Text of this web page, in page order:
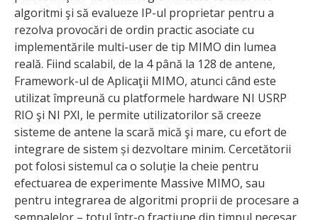
algoritmi şi să evalueze IP-ul proprietar pentru a
rezolva provocări de ordin practic asociate cu
implementările multi-user de tip MIMO din lumea
reală. Fiind scalabil, de la 4 până la 128 de antene,
Framework-ul de Aplicaţii MIMO, atunci când este
utilizat împreună cu platformele hardware NI USRP
RIO şi NI PXI, le permite utilizatorilor să creeze
sisteme de antene la scară mică şi mare, cu efort de
integrare de sistem și dezvoltare minim. Cercetătorii
pot folosi sistemul ca o soluție la cheie pentru
efectuarea de experimente Massive MIMO, sau
pentru integrarea de algoritmi proprii de procesare a